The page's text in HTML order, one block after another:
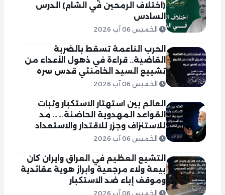
(اختلاف الرمحين في الشام) الدرس
السادس
الخميس 06 آب 2026
الحرب الناعمة تسقط بالضربة
القاضية.. قراءة في ذهول الأعداء من
تشييع السيد الخامنئي قدس سره
الخميس 06 آب 2026
العالم بين استهتار الاستكبار وثبات
القواعد المهدوية الحاضنة…… مد
للاستنزاف وجزر للاقتدار والاستعداد
الخميس 06 آب 2026
التشيع العظيم في العراق وايران كان
بيعة ولاء مرجعية وابراز هوية عقائدية
وموقف إباء ضد الاستكبار
الخميس 06 آب 2026